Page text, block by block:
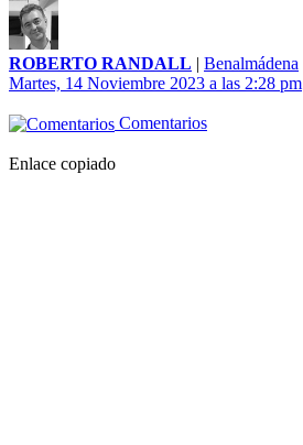
ROBERTO RANDALL | Benalmádena
Martes, 14 Noviembre 2023 a las 2:28 pm
Comentarios
Enlace copiado